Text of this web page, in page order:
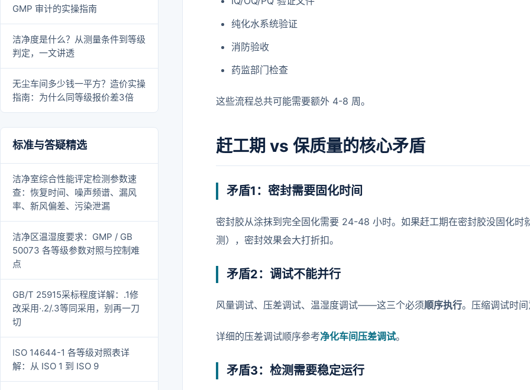
GMP 审计的实操指南
洁净度是什么？从测量条件到等级
判定，一文讲透
无尘车间多少钱一平方？造价实操
指南：为什么同等级报价差3倍
标准与答疑精选
洁净室综合性能评定检测参数速
查：恢复时间、噪声频谱、漏风
率、新风偏差、污染泄漏
洁净区温湿度要求：GMP / GB
50073 各等级参数对照与控制难
点
GB/T 25915采标程度详解：.1修
改采用·.2/.3等同采用，别再一刀
切
ISO 14644-1 各等级对照表详
解：从 ISO 1 到 ISO 9
纯化水系统验证
消防验收
药监部门检查
这些流程总共可能需要额外 4-8 周。
赶工期 vs 保质量的核心矛盾
矛盾1：密封需要固化时间
密封胶从涂抹到完全固化需要 24-48 小时。如果赶工期在密封胶没固化时
测），密封效果会大打折扣。
矛盾2：调试不能并行
风量调试、压差调试、温湿度调试——这三个必须顺序执行。压缩调试时
详细的压差调试顺序参考净化车间压差调试。
矛盾3：检测需要稳定运行